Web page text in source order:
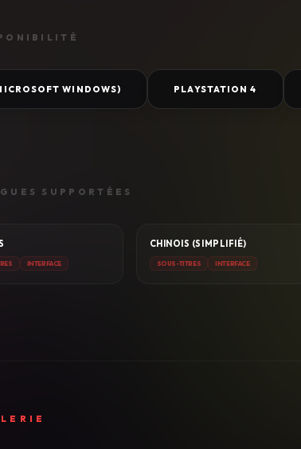
WINDOWS) PLAYSTATION 4
SUPPORTÉES
INTERFACE
CHINOIS (SIMPLIFIÉ)
SOUS-TITRES INTERFACE